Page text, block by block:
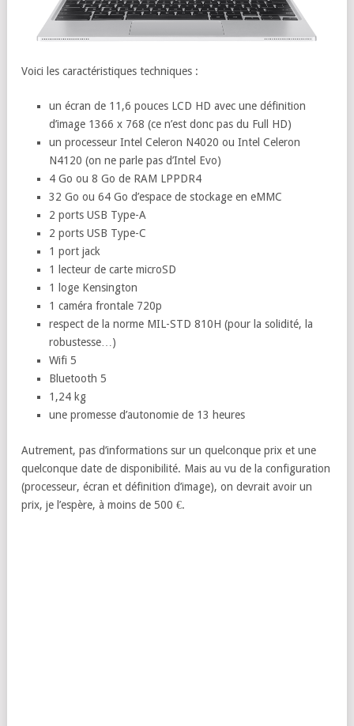
Voici les caractéristiques techniques :
un écran de 11,6 pouces LCD HD avec une définition
d’image 1366 x 768 (ce n’est donc pas du Full HD)
un processeur Intel Celeron N4020 ou Intel Celeron
N4120 (on ne parle pas d’Intel Evo)
4 Go ou 8 Go de RAM LPPDR4
32 Go ou 64 Go d’espace de stockage en eMMC
2 ports USB Type-A
2 ports USB Type-C
1 port jack
1 lecteur de carte microSD
1 loge Kensington
1 caméra frontale 720p
respect de la norme MIL-STD 810H (pour la solidité, la
robustesse…)
Wifi 5
Bluetooth 5
1,24 kg
une promesse d’autonomie de 13 heures
Autrement, pas d’informations sur un quelconque prix et une
quelconque date de disponibilité. Mais au vu de la configuration
(processeur, écran et définition d’image), on devrait avoir un
prix, je l’espère, à moins de 500 €.